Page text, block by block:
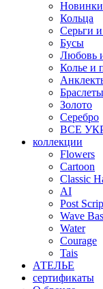
Новинки
Кольца
Серьги
Бусы
Любовь
Колье и
Браслеты
Золото
Серебро
ВСЕ
коллекции
Flowers
Cartoon
Classic
AI
Post
Wave
Water
Courage
Tais
АТЕЛЬЕ
сертификаты